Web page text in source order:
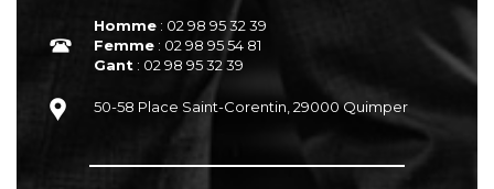
Homme : 02 98 95 32 39
Femme : 02 98 95 54 81
Gant : 02 98 95 32 39
50-58 Place Saint-Corentin, 29000 Quimper